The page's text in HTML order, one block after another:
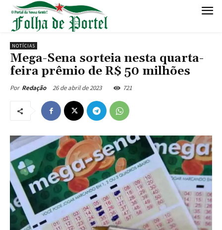
NOTÍCIAS
Mega-Sena sorteia nesta quarta-
feira prêmio de R$ 50 milhões
Por Redação 26 de abril de 2023 721